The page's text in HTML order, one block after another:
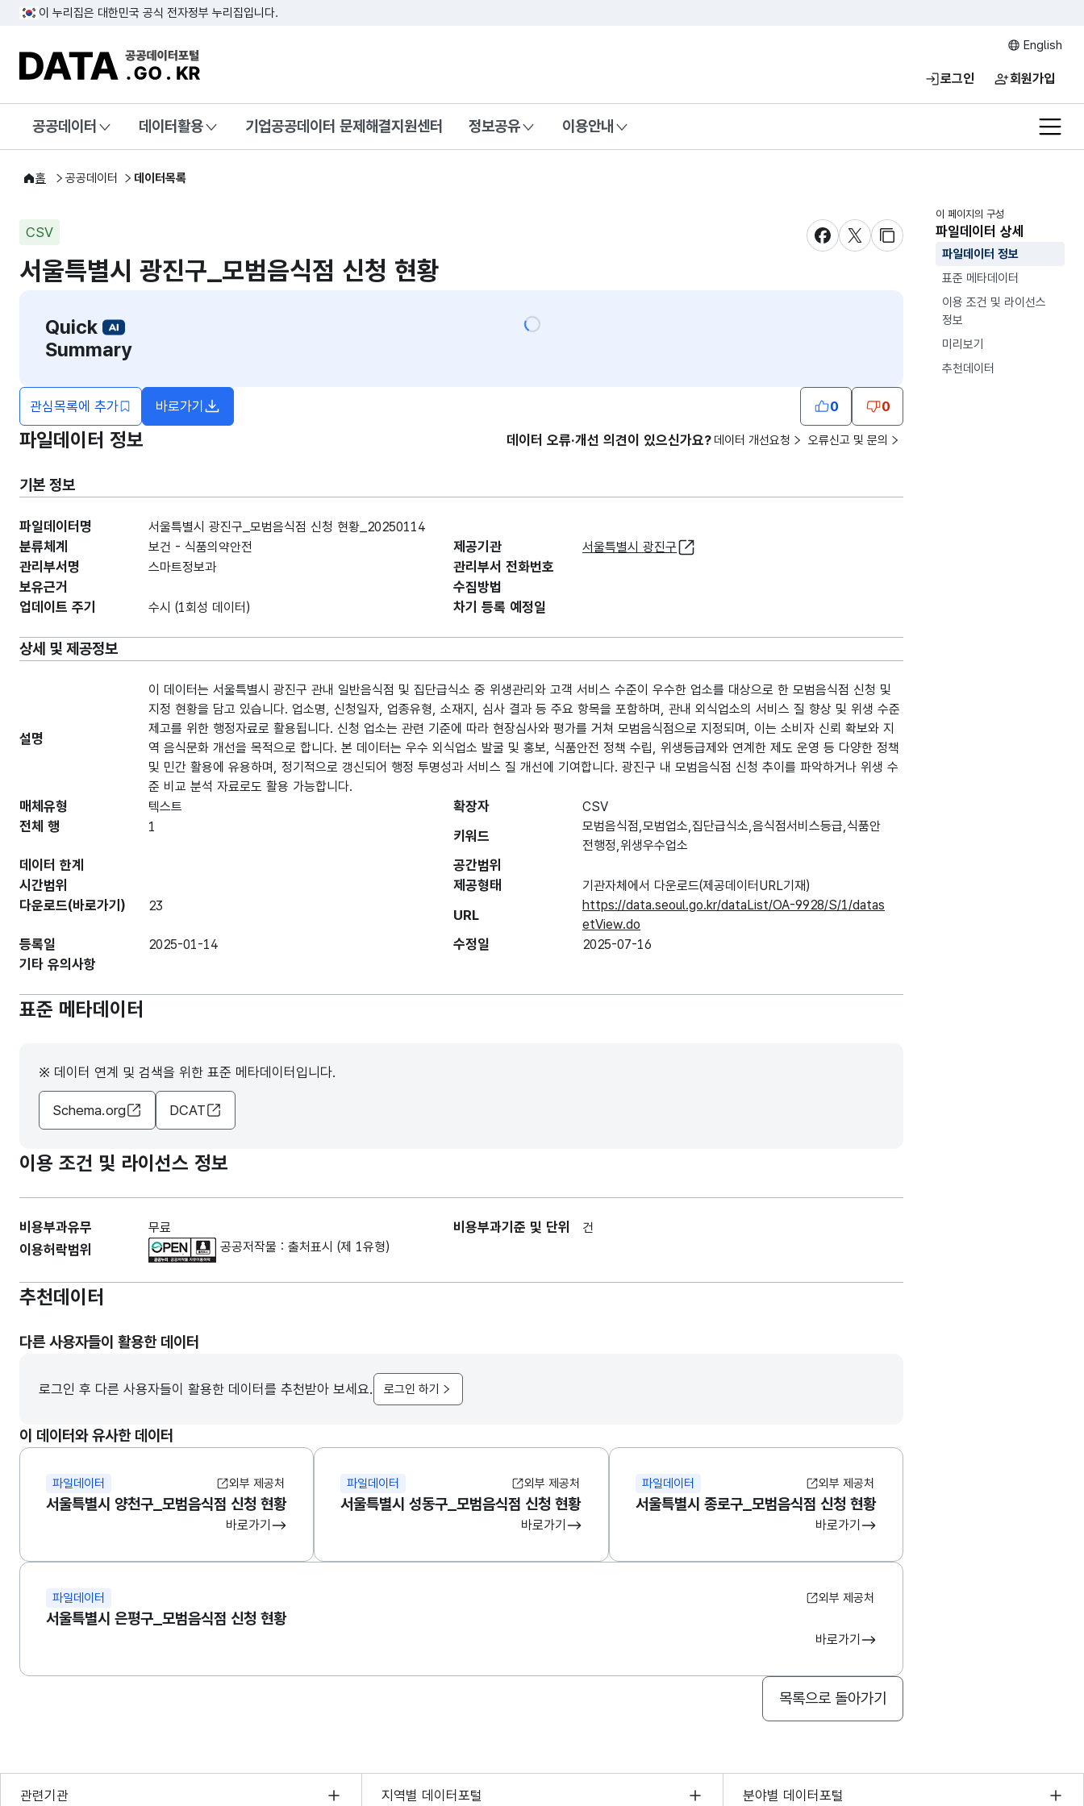
이 누리집은 대한민국 공식 전자정부 누리집입니다.
DATA.GO.KR 공공데이터포털
English
로그인 회원가입
전체
공공데이터 데이터활용 기업공공데이터 문제해결지원센터 정보공유 이용안내
홈 공공데이터 데이터목록
CSV
새창 열림새창 열림새창 열림
서울특별시 광진구_모범음식점 신청 현황
Quick
Summary
관심목록에 추가
새창열림
바로가기 0 0
이 페이지의 구성
파일데이터 상세
파일데이터 정보
표준 메타데이터
이용 조건 및 라이선스
정보
미리보기
추천데이터
파일데이터 정보 데이터 오류·개선 의견이 있으신가요? 데이터 개선요청 오류신고 및 문의
기본 정보
파일데이터명 서울특별시 광진구_모범음식점 신청 현황_20250114
분류체계 보건 - 식품의약안전 제공기관 서울특별시 광진구
관리부서명 스마트정보과
관리부서 전화번호
보유근거
수집방법
업데이트 주기
수시 (1회성 데이터) 차기 등록 예정일
상세 및 제공정보
설명
이 데이터는 서울특별시 광진구 관내 일반음식점 및 집단급식소 중 위생관리와 고객 서비스 수준이 우수한 업소를 대상으로 한 모범음식점 신청 및
지정 현황을 담고 있습니다. 업소명, 신청일자, 업종유형, 소재지, 심사 결과 등 주요 항목을 포함하며, 관내 외식업소의 서비스 질 향상 및 위생 수준
제고를 위한 행정자료로 활용됩니다. 신청 업소는 관련 기준에 따라 현장심사와 평가를 거쳐 모범음식점으로 지정되며, 이는 소비자 신뢰 확보와 지
역 음식문화 개선을 목적으로 합니다. 본 데이터는 우수 외식업소 발굴 및 홍보, 식품안전 정책 수립, 위생등급제와 연계한 제도 운영 등 다양한 정책
및 민간 활용에 유용하며, 정기적으로 갱신되어 행정 투명성과 서비스 질 개선에 기여합니다. 광진구 내 모범음식점 신청 추이를 파악하거나 위생 수
준 비교 분석 자료로도 활용 가능합니다.
매체유형 텍스트 확장자 CSV
전체 행 1
키워드
모범음식점,모범업소,집단급식소,음식점서비스등급,식품안
전행정,위생우수업소
데이터 한계
공간범위
시간범위
제공형태 기관자체에서 다운로드(제공데이터URL기재)
다운로드(바로가기) 23
URL
https://data.seoul.go.kr/dataList/OA-9928/S/1/datas
etView.do
등록일 2025-01-14 수정일 2025-07-16
기타 유의사항
표준 메타데이터
※ 데이터 연계 및 검색을 위한 표준 메타데이터입니다.
Schema.org DCAT
이용 조건 및 라이선스 정보
비용부과유무 무료 비용부과기준 및 단위 건
이용허락범위 공공저작물 : 출처표시 (제 1유형)
추천데이터
다른 사용자들이 활용한 데이터
로그인 후 다른 사용자들이 활용한 데이터를 추천받아 보세요. 로그인 하기
이 데이터와 유사한 데이터
파일데이터 외부 제공처
서울특별시 양천구_모범음식점 신청 현황
바로가기
파일데이터 외부 제공처
서울특별시 성동구_모범음식점 신청 현황
바로가기
파일데이터 외부 제공처
서울특별시 종로구_모범음식점 신청 현황
바로가기
파일데이터 외부 제공처
서울특별시 은평구_모범음식점 신청 현황
바로가기
목록으로 돌아가기
관련기관
행정안전부 지역별 데이터포털
서울 열린데이터광장 분야별 데이터포털
기상자료개방포털